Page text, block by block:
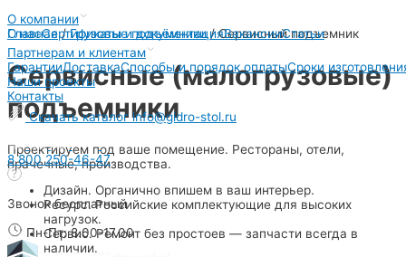
Перейти
к
содержимому
О компании
О насСертификаты и документацияВакансииСтатьи
Партнерам и клиентам
ГарантииДоставкаСпособы и порядок оплатыСроки
Наши проекты
Контакты
Скачать каталогinfo@gidro-stol.ru
8 800 250-46-47
Звонок бесплатный
Пн-Пт: 8.00-17.00
Главная/Грузовые подъёмники/Сервисный подъемник
Сервисные (малогрузовые)
подъемники
Проектируем под ваше помещение. Рестораны, отели,
прачечные, производства.
Дизайн. Органично впишем в ваш интерьер.
Ресурс. Российские комплектующие для высоких
нагрузок.
Сервис. Ремонт без простоев — запчасти всегда в
наличии.